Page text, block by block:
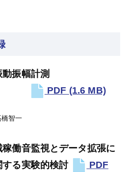
た振動振幅計測
PDF (1.6 MB)
智一
働音監視とデータ拡張に
する実験的検討
PDF